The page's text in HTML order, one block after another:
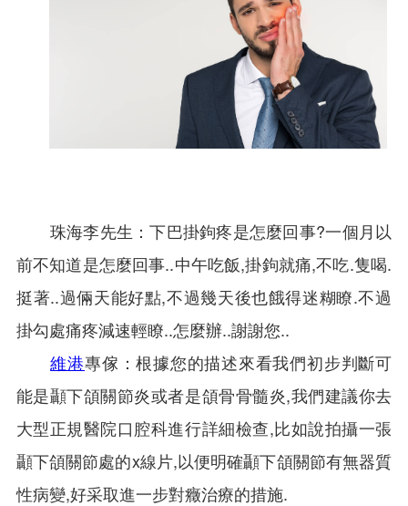
珠海李先生：下巴掛鉤疼是怎麼回事?一個月以
前不知道是怎麼回事..中午吃飯,掛鉤就痛,不吃.隻喝.
挺著..過倆天能好點,不過幾天後也餓得迷糊瞭.不過
掛勾處痛疼減速輕瞭..怎麼辦..謝謝您..
維港專傢：根據您的描述來看我們初步判斷可
能是顳下頜關節炎或者是頜骨骨髓炎,我們建議你去
大型正規醫院口腔科進行詳細檢查,比如說拍攝一張
顳下頜關節處的x線片,以便明確顳下頜關節有無器質
性病變,好采取進一步對癥治療的措施.